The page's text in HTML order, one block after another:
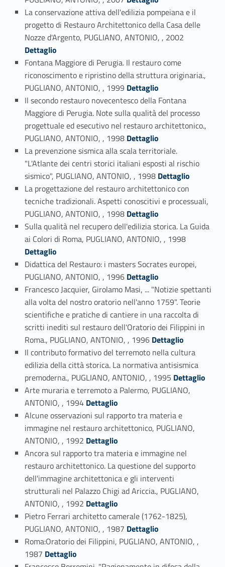
La conservazione attiva dell'edilizia pompeiana e il
progetto di Restauro Architettonico della Casa delle
Nozze d'Argento, PUGLIANO, ANTONIO, , 2002
Dettaglio
Fontana Maggiore di Perugia. Il restauro come
riconoscimento e ripristino della struttura originaria.,
PUGLIANO, ANTONIO, , 1999 Link identifier #identifier_person_22360-17
Dettaglio
Il secondo restauro novecentesco della Fontana
Maggiore di Perugia. Note sulla qualità del processo
progettuale ed esecutivo nel restauro architettonico.,
PUGLIANO, ANTONIO, , 1998 Link identifier #identifier_person_22002-18
Dettaglio
La prevenzione sismica alla scala territoriale.
"L'Atlante dei centri storici italiani esposti al rischio
sismico", PUGLIANO, ANTONIO, , 1998 Link identifier #identifier_person_20245-19
Dettaglio
La progettazione del restauro architettonico con
tecniche tradizionali. Aspetti conoscitivi e processuali,
PUGLIANO, ANTONIO, , 1998 Link identifier #identifier_person_192565-20
Dettaglio
Sulla qualità nel recupero dell'edilizia storica. La Guida
ai Colori di Roma, PUGLIANO, ANTONIO, , 1998
Dettaglio
Didattica deI Restauro: i masters Socrates europei,
PUGLIANO, ANTONIO, , 1996 Link identifier #identifier_person_35934-22
Dettaglio
Francesco Jacquier, Girolamo Masi, ... "Notizie spettanti
alla volta del nostro oratorio nell'anno 1759". Teorie
scientifiche e pratiche di cantiere in una raccolta di
scritti inediti sul restauro dell'Oratorio dei Filippini in
Roma., PUGLIANO, ANTONIO, , 1996 Link identifier #identifier_person_170388-23
Dettaglio
Il contributo formativo del terremoto nella cultura
edilizia della città storica. La normativa antisismica
premoderna., PUGLIANO, ANTONIO, , 1995 Link identifier #identifier_person_27674-24
Dettaglio
Arte muraria e terremoto a Palermo, PUGLIANO,
ANTONIO, , 1994 Link identifier #identifier_person_173131-25
Dettaglio
Alcune osservazioni sul rapporto tra materia e
immagine nel restauro architettonico, PUGLIANO,
ANTONIO, , 1992 Link identifier #identifier_person_133379-26
Dettaglio
Ancora sul rapporto tra materia e immagine nel
restauro architettonico. La questione del supporto
dell'immagine architettonica e gli interventi
strutturali nel Palazzo Chigi ad Ariccia., PUGLIANO,
ANTONIO, , 1992 Link identifier #identifier_person_107983-27
Dettaglio
Pietro Ferrari architetto camerale (1762-1825),
PUGLIANO, ANTONIO, , 1987 Link identifier #identifier_person_35392-28
Dettaglio
Roma:Oratorio dei Filippini, PUGLIANO, ANTONIO, ,
1987 Link identifier #identifier_person_4851-29
Dettaglio